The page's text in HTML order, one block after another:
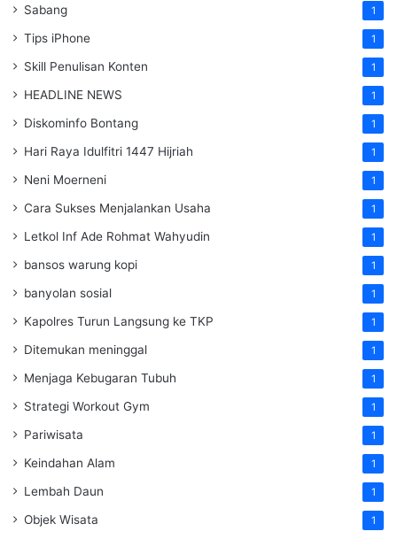
Sabang 1
Tips iPhone 1
Skill Penulisan Konten 1
HEADLINE NEWS 1
Diskominfo Bontang 1
Hari Raya Idulfitri 1447 Hijriah 1
Neni Moerneni 1
Cara Sukses Menjalankan Usaha 1
Letkol Inf Ade Rohmat Wahyudin 1
bansos warung kopi 1
banyolan sosial 1
Kapolres Turun Langsung ke TKP 1
Ditemukan meninggal 1
Menjaga Kebugaran Tubuh 1
Strategi Workout Gym 1
Pariwisata 1
Keindahan Alam 1
Lembah Daun 1
Objek Wisata 1